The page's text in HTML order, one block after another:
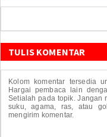
TULIS KOMENTAR
Kolom komentar tersedia
Hargai pembaca lain
Setialah pada topik. Jangan
suku, agama, ras, atau
mengirim komentar.